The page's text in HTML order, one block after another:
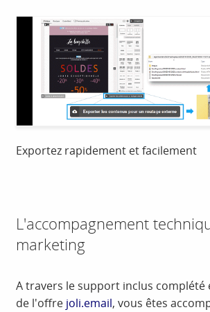
Exportez rapidement et facilement
L'accompagnement
marketing
A travers le support inclus complété
de l'offre joli.email, vous êtes